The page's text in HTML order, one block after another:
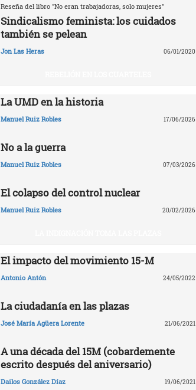
Reseña del libro "No eran trabajadoras, solo mujeres"
Sindicalismo feminista: los cuidados
también se pelean
Jon Las Heras 06/01/2020
La UMD en la historia
Manuel Ruiz Robles 17/06/2026
No a la guerra
Manuel Ruiz Robles 07/03/2026
El colapso del control nuclear
Manuel Ruiz Robles 20/02/2026
El impacto del movimiento 15-M
Antonio Antón 24/05/2022
La ciudadanía en las plazas
José María Agüera Lorente 21/06/2021
A una década del 15M (cobardemente
escrito después del aniversario)
Dailos González Díaz 19/06/2021